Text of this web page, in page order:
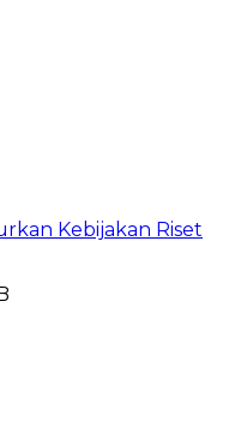
Kebijakan Riset